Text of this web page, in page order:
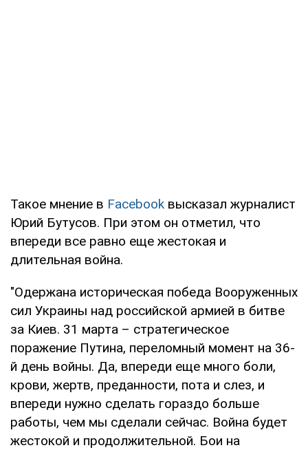
Такое мнение в Facebook высказал журналист
Юрий Бутусов. При этом он отметил, что
впереди все равно еще жестокая и
длительная война.
"Одержана историческая победа Вооруженных
сил Украины над российской армией в битве
за Киев. 31 марта – стратегическое
поражение Путина, переломный момент на 36-
й день войны. Да, впереди еще много боли,
крови, жертв, преданности, пота и слез, и
впереди нужно сделать гораздо больше
работы, чем мы сделали сейчас. Война будет
жестокой и продолжительной. Бои на